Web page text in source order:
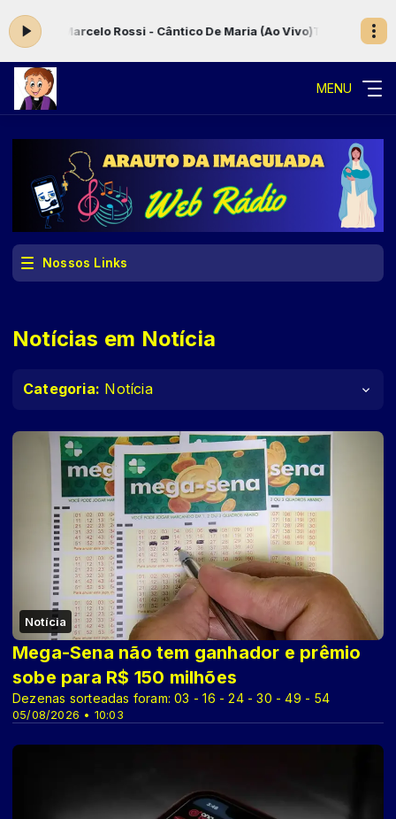
Rossi - Cântico De Maria (Ao Vivo)Tarde Musical com Mulher
MENU
Nossos Links
Notícias em Notícia
Categoria: Notícia
Notícia
05/08/2026 • 10:03
Mega-Sena não tem ganhador e prêmio
sobe para R$ 150 milhões
Dezenas sorteadas foram: 03 - 16 - 24 - 30 - 49 - 54